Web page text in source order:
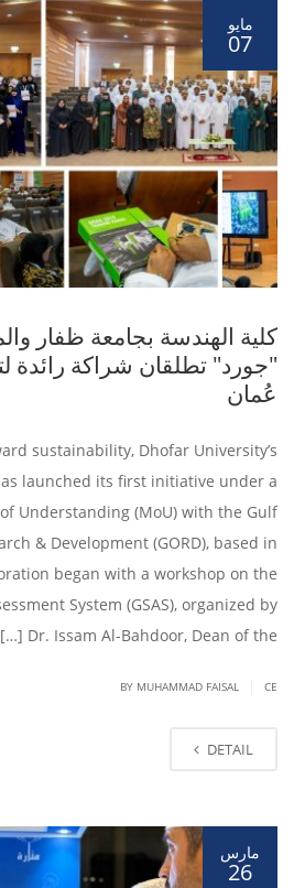
مايو
07
كلية الهندسة بجامعة ظفار
"جورد" تطلقان شراكة رائدة
عُمان
sustainability, Dhofar University’s
launched its first initiative under a
Understanding (MoU) with the Gulf
& Development (GORD), based in
began with a workshop on the
System (GSAS), organized by
Dr. Issam Al-Bahdoor, Dean of the […]
BY MUHAMMAD FAISAL CE
DETAIL
مارس
26